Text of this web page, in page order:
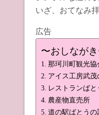
いざ、おてなみ拝
広告
〜おしなが
那珂川町観光協
アイス工房武茂
レストランばと
農産物直売所
道の駅ばとうの